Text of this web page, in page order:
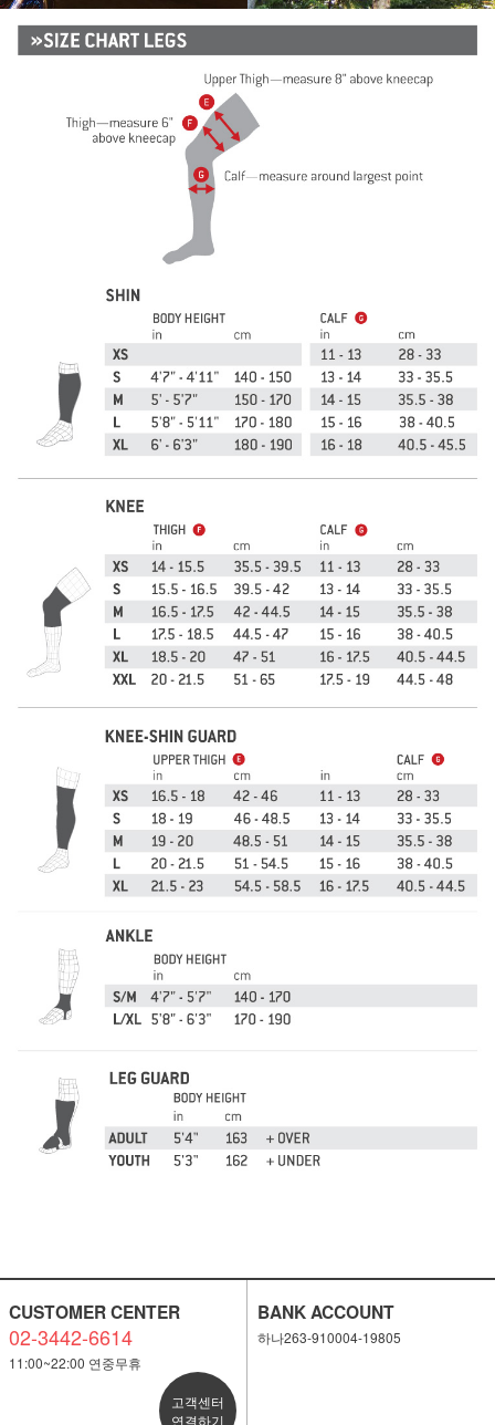
CUSTOMER CENTER
02-3442-6614
11:00~22:00 연중무휴
고객센터
연결하기
BANK ACCOUNT
하나263-910004-19805